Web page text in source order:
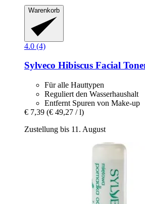
Warenkorb
4.0 (4)
Sylveco Hibiscus Facial
Für alle Hauttypen
Reguliert den Wasserhaushalt
Entfernt Spuren von Make-up
€ 7,39 (€ 49,27 / l)
Zustellung bis 11. August